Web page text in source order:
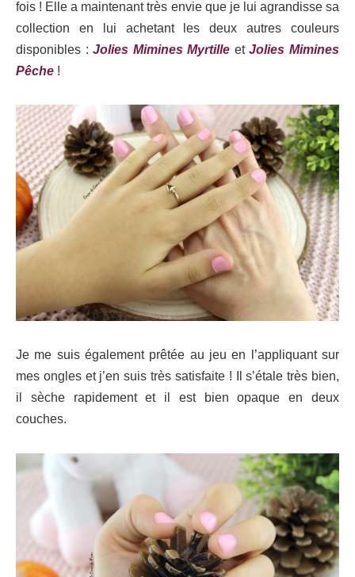
fois ! Elle a maintenant très envie que je lui agrandisse sa
collection en lui achetant les deux autres couleurs
disponibles :Jolies Mimines Myrtille etJolies Mimines
Pêche !
Je me suis également prêtée au jeu en l’appliquant sur
mes ongles et j’en suis très satisfaite ! Il s’étale très bien,
il sèche rapidement et il est bien opaque en deux
couches.